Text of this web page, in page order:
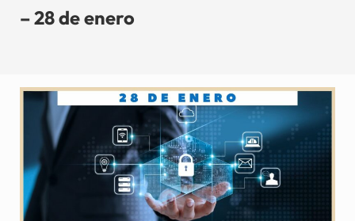
– 28 de enero